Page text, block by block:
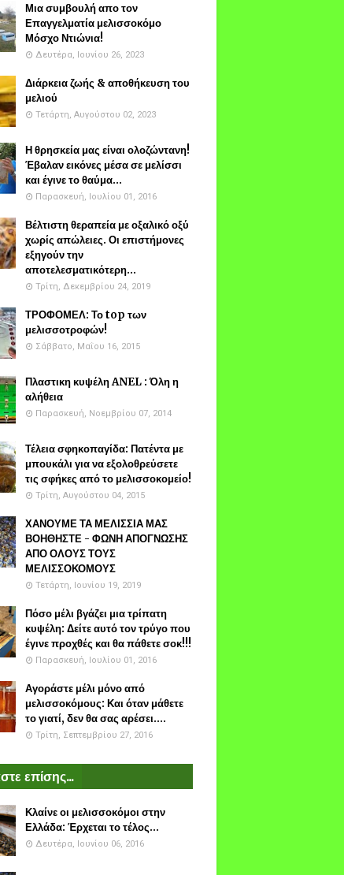
Μια συμβουλή απο τον
Επαγγελματία μελισσοκόμο
Μόσχο Ντιώνια!
Δευτέρα, Ιουνίου 26, 2023
Διάρκεια ζωής & αποθήκευση του
μελιού
Τετάρτη, Αυγούστου 02, 2023
Η θρησκεία μας είναι ολοζώντανη!
Έβαλαν εικόνες μέσα σε μελίσσι
και έγινε το θαύμα...
Παρασκευή, Ιουλίου 01, 2016
Βέλτιστη θεραπεία με οξαλικό οξύ
χωρίς απώλειες. Οι επιστήμονες
εξηγούν την
αποτελεσματικότερη...
Τρίτη, Δεκεμβρίου 24, 2019
ΤΡΟΦΟΜΕΛ: Το top των
μελισσοτροφών!
Σάββατο, Μαΐου 16, 2015
Πλαστικη κυψέλη ANEL : Όλη η
αλήθεια
Παρασκευή, Νοεμβρίου 07, 2014
Τέλεια σφηκοπαγίδα: Πατέντα με
μπουκάλι για να εξολοθρεύσετε
τις σφήκες από το μελισσοκομείο!
Τρίτη, Αυγούστου 04, 2015
ΧΑΝΟΥΜΕ ΤΑ ΜΕΛΙΣΣΙΑ ΜΑΣ
ΒΟΗΘΗΣΤΕ - ΦΩΝΗ ΑΠΟΓΝΩΣΗΣ
ΑΠΟ ΟΛΟΥΣ ΤΟΥΣ
ΜΕΛΙΣΣΟΚΟΜΟΥΣ
Τετάρτη, Ιουνίου 19, 2019
Πόσο μέλι βγάζει μια τρίπατη
κυψέλη: Δείτε αυτό τον τρύγο που
έγινε προχθές και θα πάθετε σοκ!!!
Παρασκευή, Ιουλίου 01, 2016
Αγοράστε μέλι μόνο από
μελισσοκόμους: Και όταν μάθετε
το γιατί, δεν θα σας αρέσει....
Τρίτη, Σεπτεμβρίου 27, 2016
επίσης...
Κλαίνε οι μελισσοκόμοι στην
Ελλάδα: Έρχεται το τέλος...
Δευτέρα, Ιουνίου 06, 2016